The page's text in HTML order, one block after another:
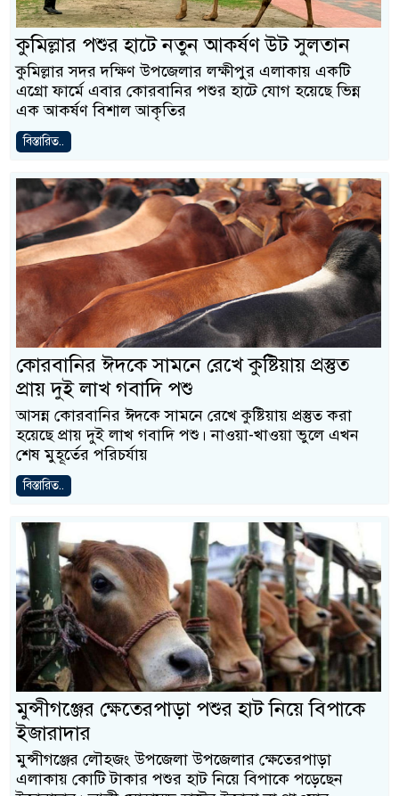
কুমিল্লার পশুর হাটে নতুন আকর্ষণ উট সুলতান
কুমিল্লার সদর দক্ষিণ উপজেলার লক্ষীপুর এলাকায় একটি
এগ্রো ফার্মে এবার কোরবানির পশুর হাটে যোগ হয়েছে ভিন্ন
এক আকর্ষণ বিশাল আকৃতির
বিস্তারিত..
কোরবানির ঈদকে সামনে রেখে কুষ্টিয়ায় প্রস্তুত
প্রায় দুই লাখ গবাদি পশু
আসন্ন কোরবানির ঈদকে সামনে রেখে কুষ্টিয়ায় প্রস্তুত করা
হয়েছে প্রায় দুই লাখ গবাদি পশু। নাওয়া-খাওয়া ভুলে এখন
শেষ মুহূর্তের পরিচর্যায়
বিস্তারিত..
মুন্সীগঞ্জের ক্ষেতেরপাড়া পশুর হাট নিয়ে বিপাকে
ইজারাদার
মুন্সীগঞ্জের লৌহজং উপজেলা উপজেলার ক্ষেতেরপাড়া
এলাকায় কোটি টাকার পশুর হাট নিয়ে বিপাকে পড়েছেন